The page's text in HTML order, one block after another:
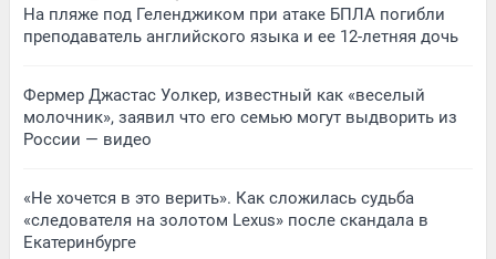
На пляже под Геленджиком при атаке БПЛА погибли
преподаватель английского языка и ее 12-летняя дочь
Фермер Джастас Уолкер, известный как «веселый
молочник», заявил что его семью могут выдворить из
России — видео
«Не хочется в это верить». Как сложилась судьба
«следователя на золотом Lexus» после скандала в
Екатеринбурге